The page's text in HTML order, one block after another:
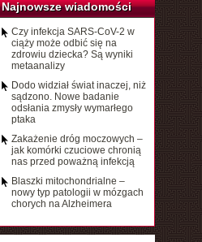
Najnowsze wiadomości
Czy infekcja SARS-CoV-2 w
ciąży może odbić się na
zdrowiu dziecka? Są wyniki
metaanalizy
Dodo widział świat inaczej, niż
sądzono. Nowe badanie
odsłania zmysły wymarłego
ptaka
Zakażenie dróg moczowych –
jak komórki czuciowe chronią
nas przed poważną infekcją
Blaszki mitochondrialne –
nowy typ patologii w mózgach
chorych na Alzheimera